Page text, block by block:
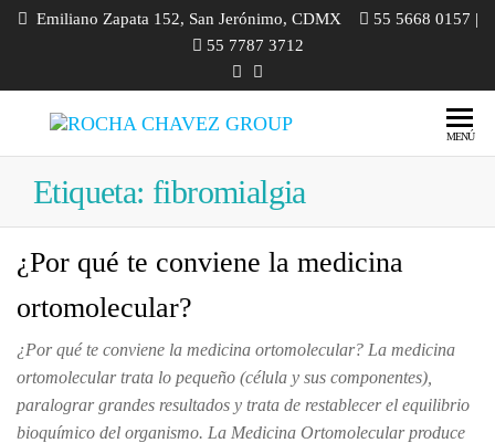
Emiliano Zapata 152, San Jerónimo, CDMX
55 5668 0157 |
55 7787 3712
| Medicina
Odontología |
Diplomados |
Cursos |
MENÚ
Etiqueta: fibromialgia
¿Por qué te conviene la medicina
ortomolecular?
¿Por qué te conviene la medicina ortomolecular? La medicina
ortomolecular trata lo pequeño (célula y sus componentes),
paralograr grandes resultados y trata de restablecer el equilibrio
bioquímico del organismo. La Medicina Ortomolecular produce